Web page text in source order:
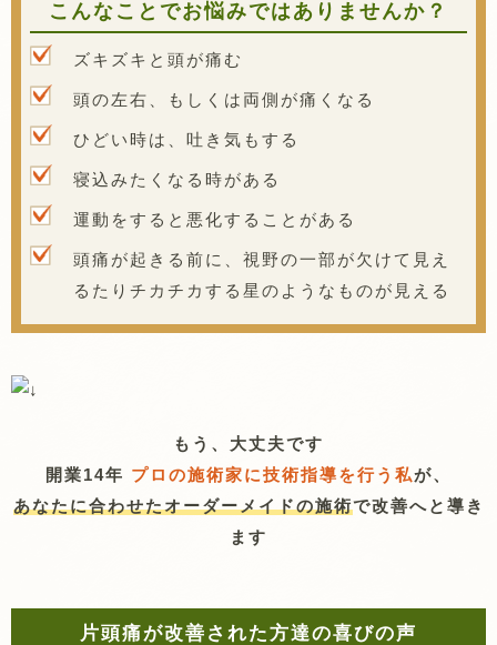
こんなことでお悩みではありませんか？
ズキズキと頭が痛む
頭の左右、もしくは両側が痛くなる
ひどい時は、吐き気もする
寝込みたくなる時がある
運動をすると悪化することがある
頭痛が起きる前に、視野の一部が欠けて見え
るたりチカチカする星のようなものが見える
もう、大丈夫です
開業14年 プロの施術家に技術指導を行う私が、
あなたに合わせたオーダーメイドの施術で改善へと導き
ます
片頭痛が改善された方達の喜びの声